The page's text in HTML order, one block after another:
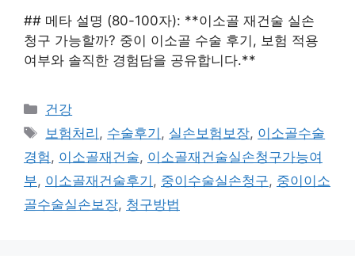
## 메타 설명 (80-100자): **이소골 재건술 실손
청구 가능할까? 중이 이소골 수술 후기, 보험 적용
여부와 솔직한 경험담을 공유합니다.**
카
테
리
건강
태
그
보험처리 , 수술후기 , 실손보험보장, 이소골수술
경험 , 이소골재건술, 이소골재건술실손청구가능여
부, 이소골재건술후기 , 중이수술실손청구, 중이이소
골수술실손보장, 청구방법